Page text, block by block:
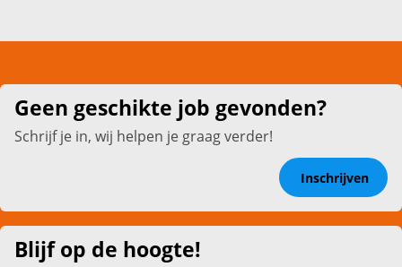
Geen geschikte job gevonden?
Schrijf je in, wij helpen je graag verder!
Inschrijven
Blijf op de hoogte!